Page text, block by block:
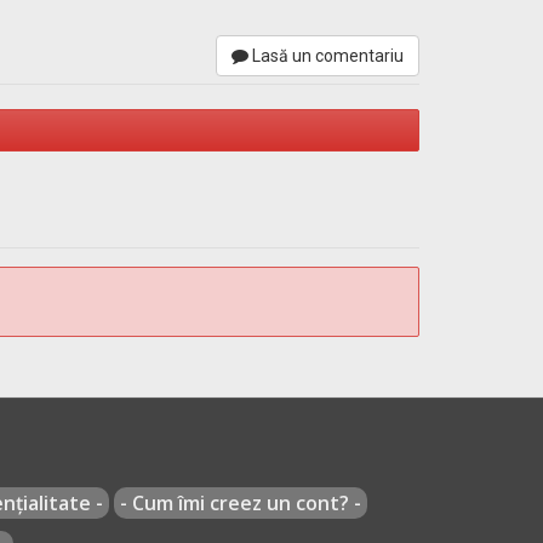
Lasă un comentariu
-
- Cum îmi creez un cont? -